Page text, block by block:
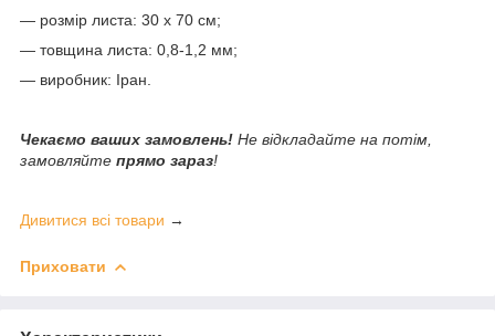
— розмір листа: 30 х 70 см;
— товщина листа: 0,8-1,2 мм;
— виробник: Іран.
Чекаємо ваших замовлень! Не відкладайте на потім,
замовляйте прямо зараз!
Дивитися всі товари →
Приховати